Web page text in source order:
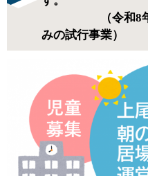
（令和8年9月
みの試行事業）